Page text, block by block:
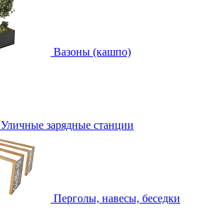
Вазоны (кашпо)
Уличные зарядные станции
Перголы, навесы, беседки